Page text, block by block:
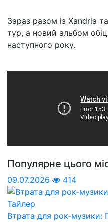
Зараз разом із Xandria
тур, а новий альбом
наступного року.
Популярне цього
09.07.2026 414
Втрата для рок-музики: